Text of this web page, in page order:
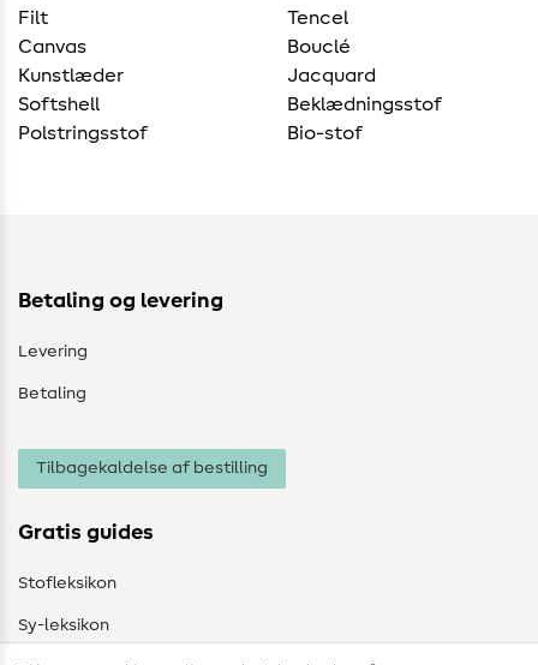
Filt
Canvas
Kunstlæder
Softshell
Polstringsstof
Tencel
Bouclé
Jacquard
Beklædningsstof
Bio-stof
Betaling og levering
Levering
Betaling
Tilbagekaldelse af bestilling
Gratis guides
Stofleksikon
Sy-leksikon